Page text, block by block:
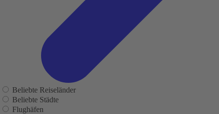
Beliebte Reiseländer
Beliebte Städte
Flughäfen